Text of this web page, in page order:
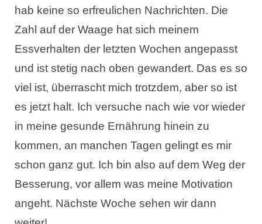
hab keine so erfreulichen Nachrichten. Die
Zahl auf der Waage hat sich meinem
Essverhalten der letzten Wochen angepasst
und ist stetig nach oben gewandert. Das es so
viel ist, überrascht mich trotzdem, aber so ist
es jetzt halt. Ich versuche nach wie vor wieder
in meine gesunde Ernährung hinein zu
kommen, an manchen Tagen gelingt es mir
schon ganz gut. Ich bin also auf dem Weg der
Besserung, vor allem was meine Motivation
angeht. Nächste Woche sehen wir dann